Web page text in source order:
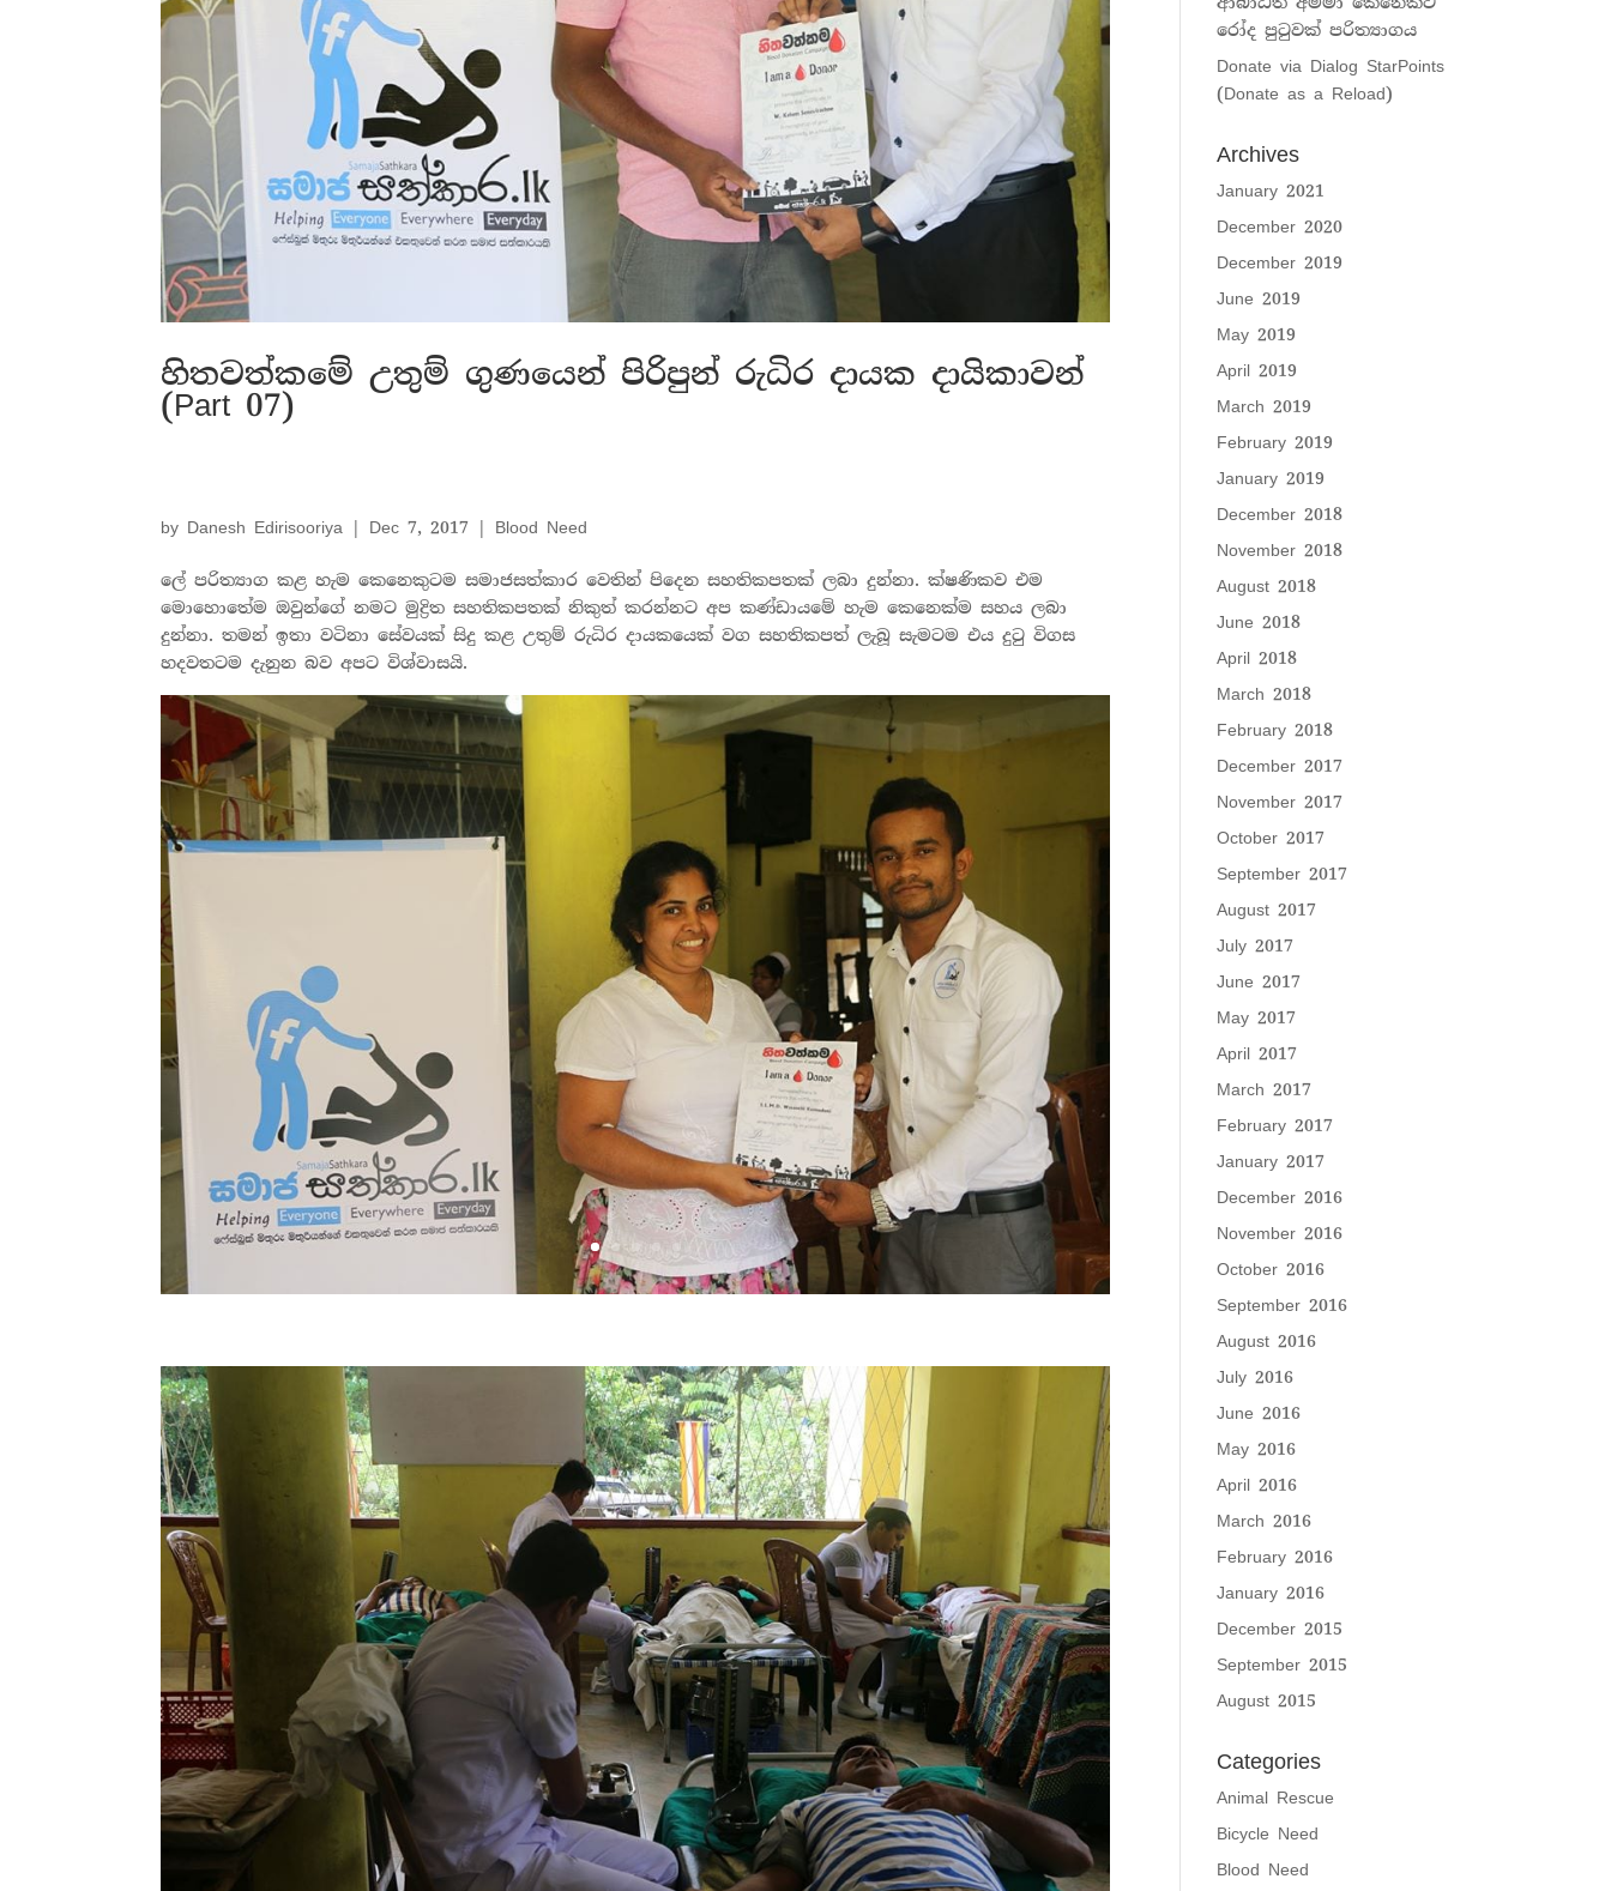
හිතවත්කමේ උතුම් ගුණයෙන් පිරිපුන් රුධිර දායක දායිකාවන්
(Part 07)
by Danesh Edirisooriya | Dec 7, 2017 | Blood Need
ලේ පරිත්‍යාග කළ හැම කෙනෙකුටම සමාජසත්කාර වෙතින් පිදෙන සහතිකපතක් ලබා දුන්නා. ක්ෂණිකව එම
මොහොතේම ඔවුන්ගේ නමට මුද්‍රිත සහතිකපතක් නිකුත් කරන්නට අප කණ්ඩායමේ හැම කෙනෙක්ම සහය ලබා
දුන්නා. තමන් ඉතා වටිනා සේවයක් සිදු කළ උතුම් රුධිර දායකයෙක් වග සහතිකපත් ලැබූ සැමටම එය දුටු විගස
හදවතටම දැනුන බව අපට විශ්වාසයි.
රෝද පුටුවක් පරිත්‍යාගය
Donate via Dialog StarPoints
(Donate as a Reload)
Archives
January 2021
December 2020
December 2019
June 2019
May 2019
April 2019
March 2019
February 2019
January 2019
December 2018
November 2018
August 2018
June 2018
April 2018
March 2018
February 2018
December 2017
November 2017
October 2017
September 2017
August 2017
July 2017
June 2017
May 2017
April 2017
March 2017
February 2017
January 2017
December 2016
November 2016
October 2016
September 2016
August 2016
July 2016
June 2016
May 2016
April 2016
March 2016
February 2016
January 2016
December 2015
September 2015
August 2015
Categories
Animal Rescue
Bicycle Need
Blood Need